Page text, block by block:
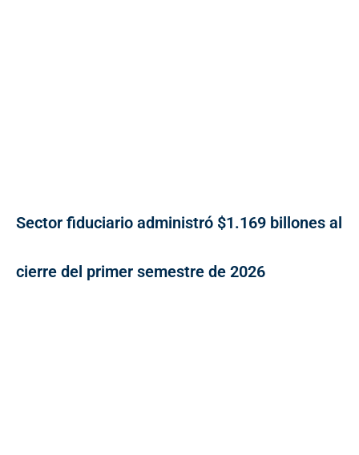
Sector fiduciario administró $1.169 billones al
cierre del primer semestre de 2026